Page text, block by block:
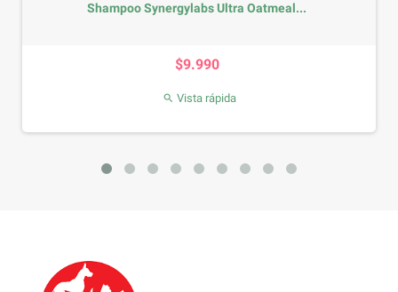
Shampoo Synergylabs Ultra Oatmeal...
$9.990
 Vista rápida